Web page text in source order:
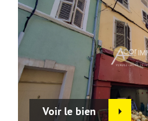
Voir le bien